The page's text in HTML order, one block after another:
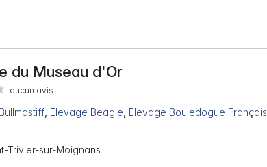
du Museau d'Or
aucun avis
Elevage Beagle Elevage Bouledogue Français
Trivier-sur-Moignans